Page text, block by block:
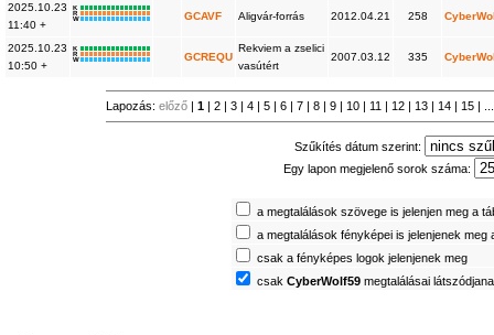
2025.10.23
11:40 +
K
R
W
GCAVF Aligvár-forrás 2012.04.21 258
2025.10.23
10:50 +
K
R
W
GCREQU
Rekviem a zselici
vasútért
2007.03.12 335
Lapozás:előző |1 2 3 4 5 6 7 8 9 10 11 12 13 14 15 |
Szűkítés dátum szerint:
Egy lapon megjelenő sorok száma:
a megtalálások szövege is jelenjen meg a
a megtalálások fényképei is jelenjenek meg
csak a fényképes logok jelenjenek meg
csakCyberWolf59 megtalálásai